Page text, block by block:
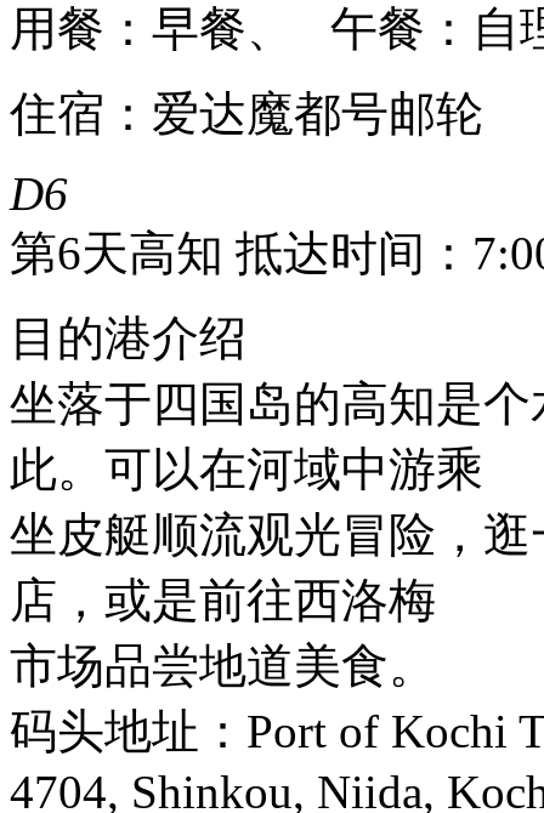
用餐：早餐、 午餐：自
住宿：爱达魔都号邮轮
D6
第6天高知 抵达时间：
目的港介绍
坐落于四国岛的高知是
此。可以在河域中游乘
坐皮艇顺流观光冒险，
店，或是前往西洛梅
市场品尝地道美食。
码头地址：Port of Kochi
4704, Shinkou, Niida,